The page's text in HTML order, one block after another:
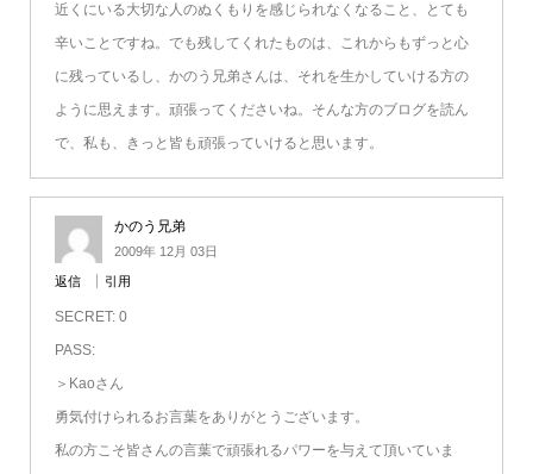
近くにいる大切な人のぬくもりを感じられなくなること、とても
辛いことですね。でも残してくれたものは、これからもずっと心
に残っているし、かのう兄弟さんは、それを生かしていける方の
ように思えます。頑張ってくださいね。そんな方のブログを読ん
で、私も、きっと皆も頑張っていけると思います。
かのう兄弟
2009年 12月 03日
返信 引用
SECRET: 0
PASS:
＞Kaoさん
勇気付けられるお言葉をありがとうございます。
私の方こそ皆さんの言葉で頑張れるパワーを与えて頂いていま